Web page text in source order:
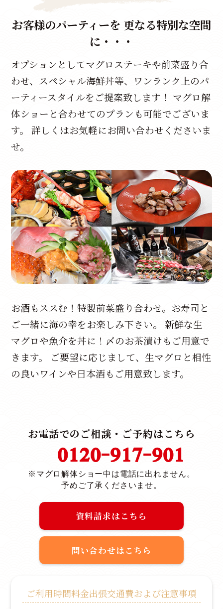
お客様のパーティーを 更なる特別な空間
に・・・
オプションとしてマグロステーキや前菜盛り合
わせ、スペシャル海鮮丼等、ワンランク上のパ
ーティースタイルをご提案致します！ マグロ解
体ショーと合わせてのプランも可能でございま
す。 詳しくはお気軽にお問い合わせくださいま
せ。
お酒もススむ！特製前菜盛り合わせ。お寿司と
ご一緒に海の幸をお楽しみ下さい。 新鮮な生
マグロや魚介を丼に！〆のお茶漬けもご用意で
きます。 ご要望に応じまして、生マグロと相性
の良いワインや日本酒もご用意致します。
お電話でのご相談・ご予約はこちら
0120-917-901
※マグロ解体ショー中は電話に出れません。
予めご了承くださいませ。
資料請求はこちら
問い合わせはこちら
ご利用時間料金出張交通費および注意事項